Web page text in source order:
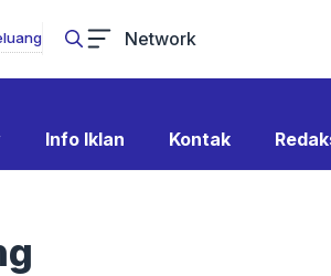
Network
Info Iklan Kontak